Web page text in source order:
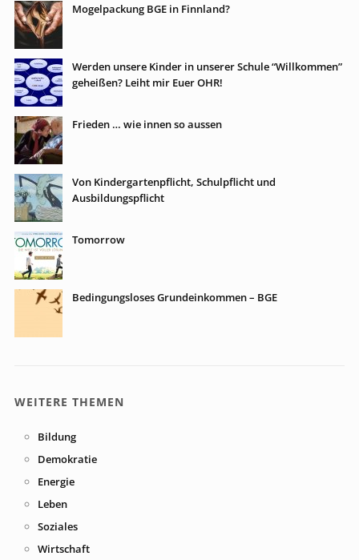
Mogelpackung BGE in Finnland?
Werden unsere Kinder in unserer Schule “Willkommen”
geheißen? Leiht mir Euer OHR!
Frieden … wie innen so aussen
Von Kindergartenpflicht, Schulpflicht und
Ausbildungspflicht
Tomorrow
Bedingungsloses Grundeinkommen – BGE
WEITERE THEMEN
Bildung
Demokratie
Energie
Leben
Soziales
Wirtschaft